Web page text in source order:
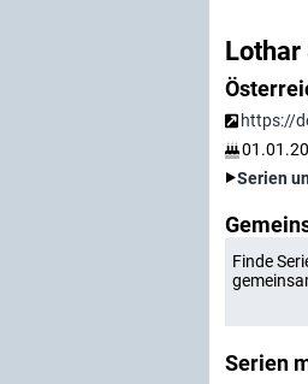
Lothar
https://
Serien
Finde
Serien